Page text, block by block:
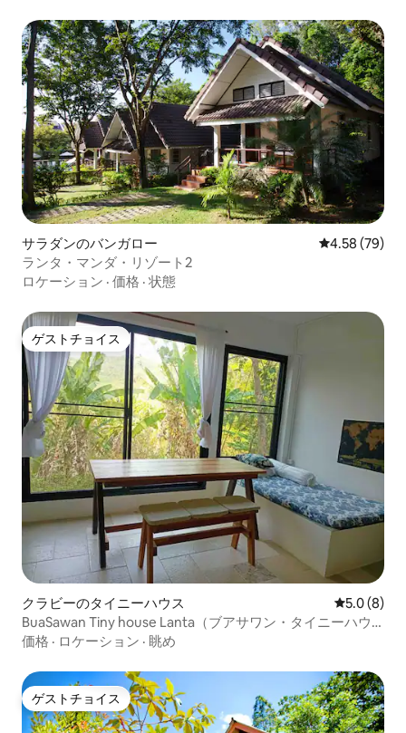
サラダンのバンガロー レビュー79
4.58 (79)
ランタ・マンダ・リゾート2
ロケーション · 価格 · 状態
ゲストチョイス
ゲストチョイス
クラビーのタイニーハウス レビュー8
5.0 (8)
BuaSawan Tiny house Lanta（ブアサワン・タイニーハウ
ス・ランタ）
価格 · ロケーション · 眺め
ゲストチョイス
ゲストチョイス